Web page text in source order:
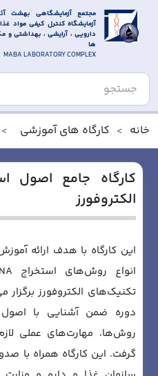
مجتمع آزمایشگاهی بهشت
آزمایشگاه کنترل کیفی مواد
دارویی ، آرایشی ، بهداشتی و
ها
MABA LABORATORY COMPLEX
خانه کارگاه های آموزشی
الکتروفورز
این کارگاه با هدف ارائه
تکنیک‌های الکتروفورز
دوره ضمن آشنایی با
روش‌ها، مهارت‌های عملی
گرفت. این کارگاه همراه با